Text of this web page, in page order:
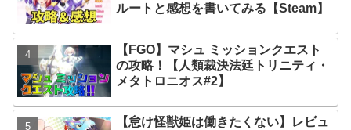
ルートと感想を書いてみる【Steam】
【FGO】マシュ ミッションクエスト
の攻略！【人類裁決法廷トリニティ・
メタトロニオス#2】
【怠け怪獣姫は働きたくない】レビュ